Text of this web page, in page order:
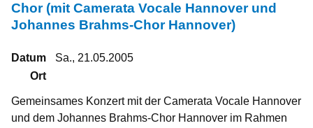
Chor (mit Camerata Vocale Hannover und
Johannes Brahms-Chor Hannover)
Datum
Sa., 21.05.2005
Ort
Gemeinsames Konzert mit der Camerata Vocale Hannover
und dem Johannes Brahms-Chor Hannover im Rahmen